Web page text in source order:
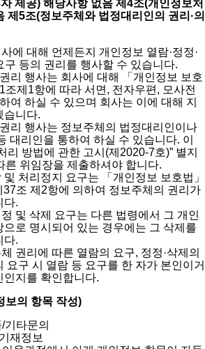
제공) 해당사항 없음 제4조(개인정보처
제5조(정보주체와 법정대리인의 권리·의
에 대해 언제든지 개인정보 열람·정정·
구 등의 권리를 행사할 수 있습니다.
리 행사는 회사에 대해 「개인정보 보호
조제1항에 따라 서면, 전자우편, 모사전
여 하실 수 있으며 회사는 이에 대해 지
습니다.
리 행사는 정보주체의 법정대리인이나
대리인을 통하여 하실 수 있습니다. 이
리 방법에 관한 고시(제2020-7호)” 별지
른 위임장을 제출하셔야 합니다.
처리정지 요구는 「개인정보 보호법」
조 제2항에 의하여 정보주체의 권리가
다.
및 삭제 요구는 다른 법령에서 그 개인
으로 명시되어 있는 경우에는 그 삭제를
다.
권리에 따른 열람의 요구, 정정·삭제의
요구 시 열람 등 요구를 한 자가 본인이거
인지를 확인합니다.
보의 항목 작성)
기타문의
재정보